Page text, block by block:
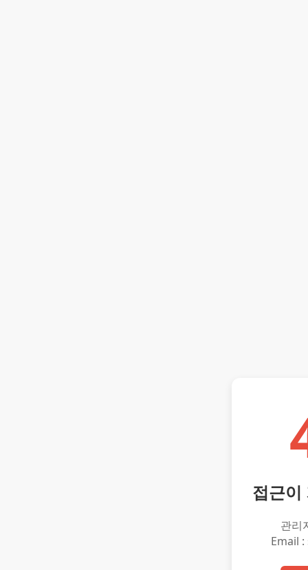
접근이
관리
Email